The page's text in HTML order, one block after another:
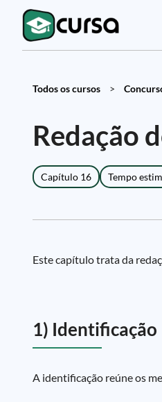
Todos os cursos >
Redação
Capítulo 16 Tempo
Este capítulo trata da
1) Identificação
A identificação reúne os